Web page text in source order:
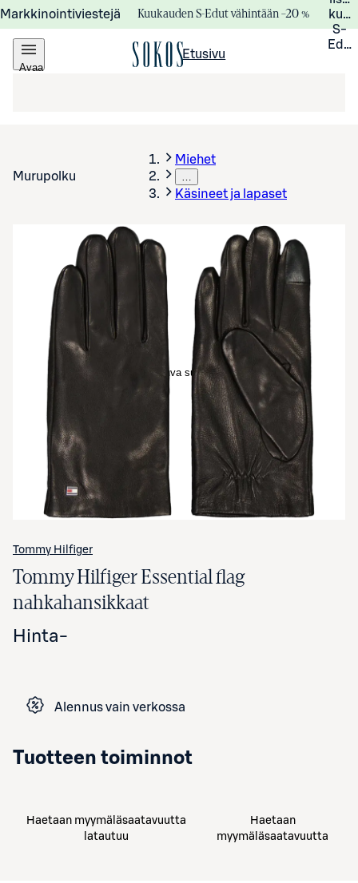
Markkinointiviestejä Kuukauden S-Edut vähintään –20 %
S-
Avaa
Etusivu
Murupolku
Miehet
…
Käsineet ja lapaset
Avaa tuotekuva suurennettuna
Tommy Hilfiger
Tommy Hilfiger Essential flag
nahkahansikkaat
Hinta-
Alennus vain verkossa
Tuotteen toiminnot
Haetaan myymäläsaatavuutta
latautuu
Haetaan
myymäläsaatavuutta